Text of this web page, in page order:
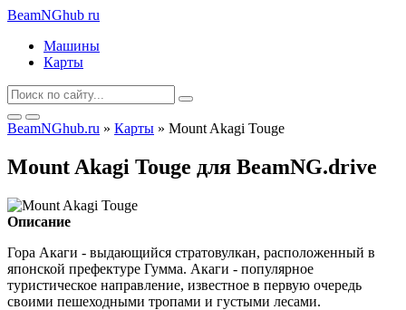
BeamNGhub ru
Машины
Карты
BeamNGhub.ru » Карты » Mount Akagi Touge
Mount Akagi Touge для BeamNG.drive
Описание
Гора Акаги - выдающийся стратовулкан, расположенный в
японской префектуре Гумма. Акаги - популярное
туристическое направление, известное в первую очередь
своими пешеходными тропами и густыми лесами.